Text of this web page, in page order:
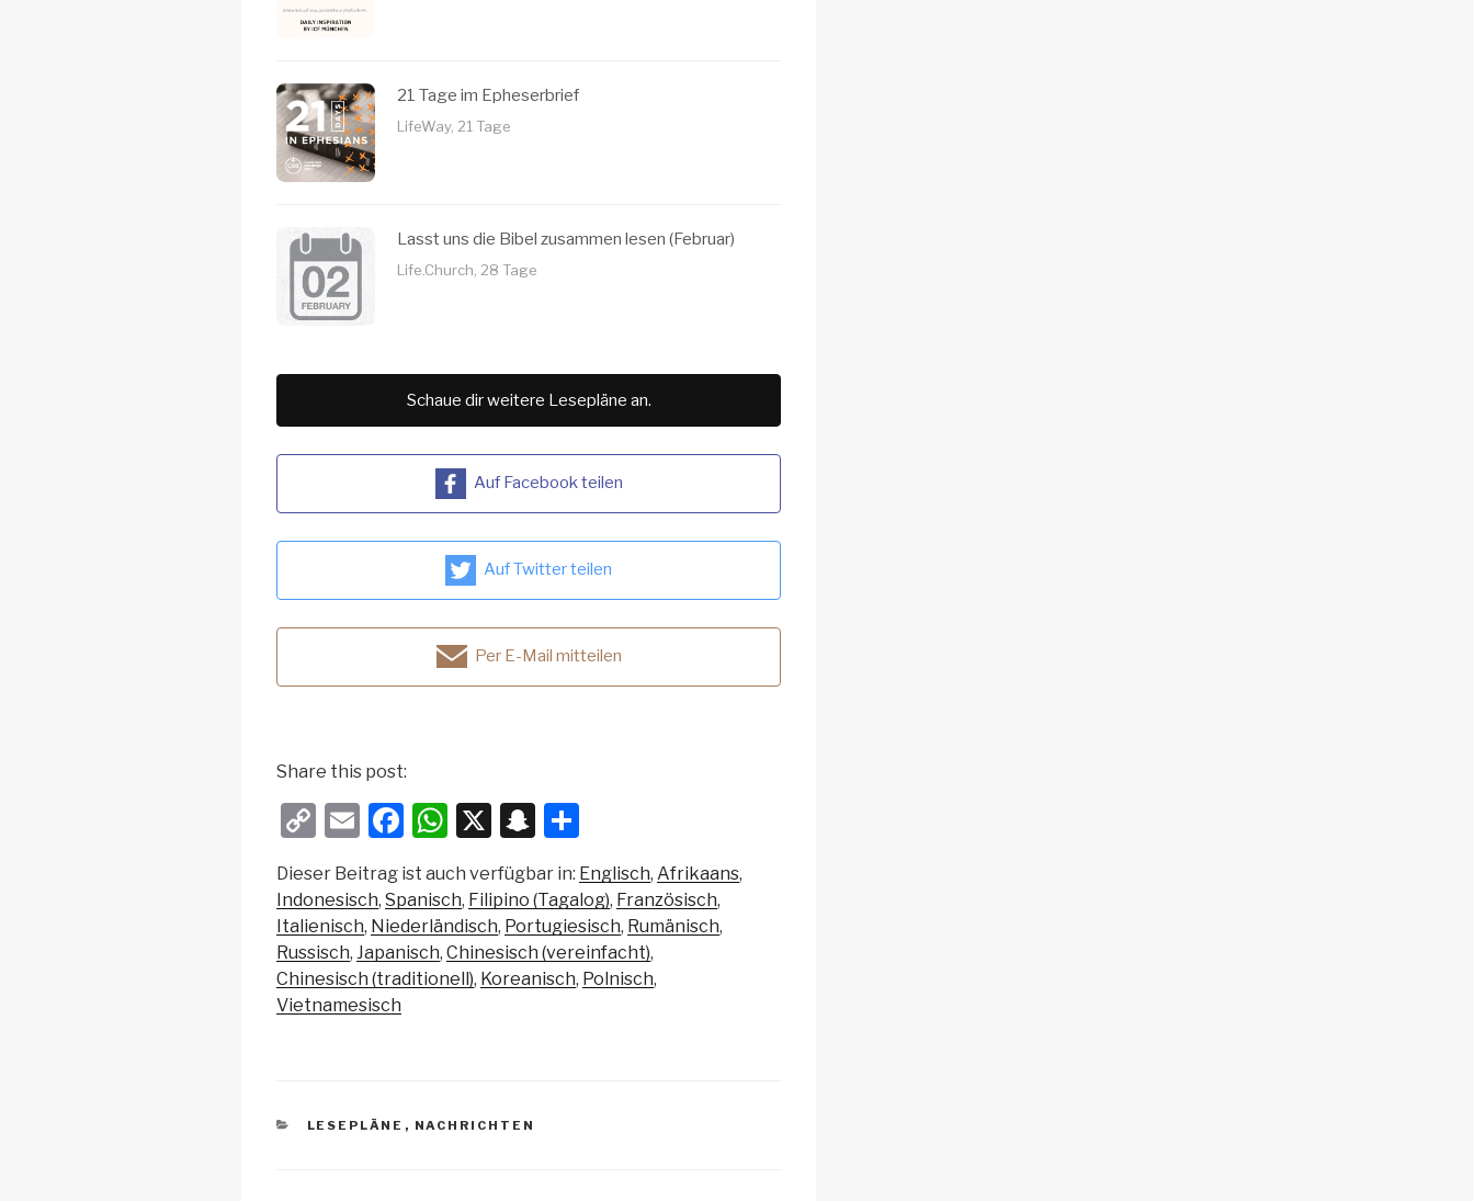
21 Tage im Epheserbrief
LifeWay, 21 Tage
Lasst uns die Bibel zusammen lesen (Februar)
Life.Church, 28 Tage
Schaue dir weitere Lesepläne an.
Auf Facebook teilen
Auf Twitter teilen
Per E-Mail mitteilen
Share this post:
C
o
p
y
Li
n
E
m
ail
F
a
c
e
b
o
W
h
at
s
A
p
X
S
a
p
c
h
eil
e
n
Dieser Beitrag ist auch verfügbar in: Englisch Afrikaans
Indonesisch Spanisch Filipino (Tagalog) Französisch
Italienisch Niederländisch Portugiesisch Rumänisch
Russisch Japanisch Chinesisch (vereinfacht)
Chinesisch (traditionell) Koreanisch Polnisch
Vietnamesisch
KATEGORIEN
LESEPLÄNE , NACHRICHTEN